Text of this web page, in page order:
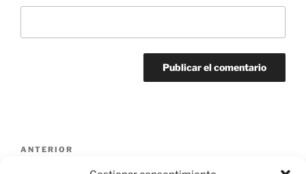
Navegación
Entrada
ANTERIOR